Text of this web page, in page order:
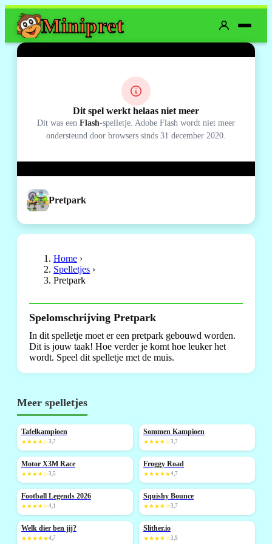
Minipret
Dit spel werkt helaas niet meer
Dit was een Flash-spelletje. Adobe Flash wordt niet meer
ondersteund door browsers sinds 31 december 2020.
Pretpark
Home ›
Spelletjes ›
Pretpark
Spelomschrijving Pretpark
In dit spelletje moet er een pretpark gebouwd worden.
Dit is jouw taak! Hoe verder je komt hoe leuker het
wordt. Speel dit spelletje met de muis.
Meer spelletjes
NIEUW
Tafelkampioen
★★★★☆3,7
NIEUW
Sommen Kampioen
★★★★☆3,7
Motor X3M Race
★★★★☆3,5
NIEUW
Froggy Road
★★★★★4,7
NIEUW
Football Legends 2026
★★★★☆4,1
NIEUW
Squishy Bounce
★★★★☆3,7
NIEUW
Welk dier ben jij?
★★★★★4,7
Slither.io
★★★★☆3,9